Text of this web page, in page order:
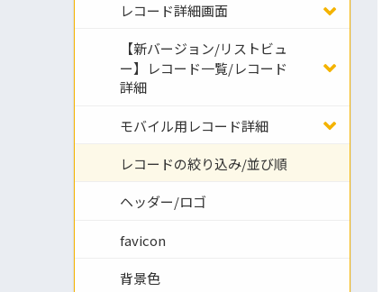
レコード詳細画面
【新バージョン/リストビュ
ー】レコード一覧/レコード
詳細
モバイル用レコード詳細
レコードの絞り込み/並び順
ヘッダー/ロゴ
favicon
背景色